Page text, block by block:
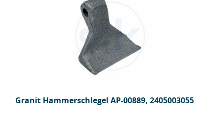
Granit Hammerschlegel AP-00889, 2405003055